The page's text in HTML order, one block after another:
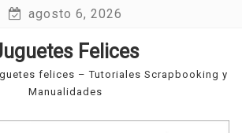
agosto 6, 2026
Juguetes Felices
felices – Tutoriales Scrapbooking y
Manualidades